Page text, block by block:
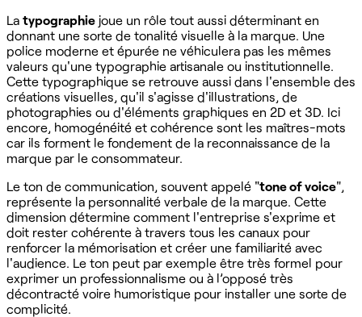
La typographie joue un rôle tout aussi déterminant en
donnant une sorte de tonalité visuelle à la marque. Une
police moderne et épurée ne véhiculera pas les mêmes
valeurs qu'une typographie artisanale ou institutionnelle.
Cette typographique se retrouve aussi dans l'ensemble des
créations visuelles, qu'il s'agisse d'illustrations, de
photographies ou d'éléments graphiques en 2D et 3D. Ici
encore, homogénéité et cohérence sont les maîtres-mots
car ils forment le fondement de la reconnaissance de la
marque par le consommateur.
Le ton de communication, souvent appelé "tone of voice",
représente la personnalité verbale de la marque. Cette
dimension détermine comment l'entreprise s'exprime et
doit rester cohérente à travers tous les canaux pour
renforcer la mémorisation et créer une familiarité avec
l'audience. Le ton peut par exemple être très formel pour
exprimer un professionnalisme ou à l’opposé très
décontracté voire humoristique pour installer une sorte de
complicité.